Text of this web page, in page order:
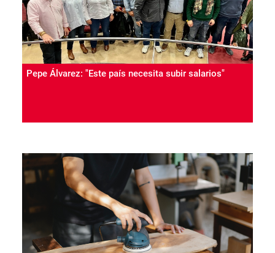
Pepe Álvarez: "Este país necesita subir salarios"